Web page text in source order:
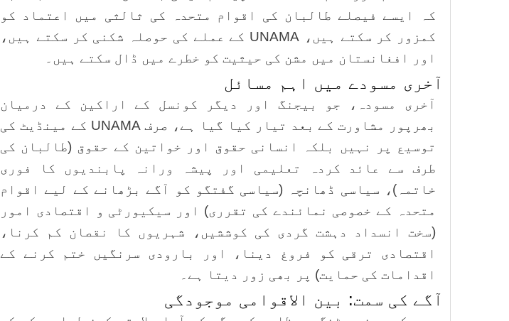
کہ ایسے فیصلے طالبان کی اقوام متحدہ کی ثالثی میں اعتماد کو
کمزور کر سکتے ہیں، UNAMA کے عملے کی حوصلہ شکنی کر سکتے ہیں،
اور افغانستان میں مشن کی حیثیت کو خطرے میں ڈال سکتے ہیں۔
آخری مسودے میں اہم مسائل
آخری مسودہ، جو بیجنگ اور دیگر کونسل کے اراکین کے درمیان
بھرپور مشاورت کے بعد تیار کیا گیا ہے، صرف UNAMA کے مینڈیٹ کی
توسیع پر نہیں بلکہ انسانی حقوق اور خواتین کے حقوق (طالبان کی
طرف سے عائد کردہ تعلیمی اور پیشہ ورانہ پابندیوں کا فوری
خاتمہ)، سیاسی ڈھانچہ (سیاسی گفتگو کو آگے بڑھانے کے لیے اقوام
متحدہ کے خصوصی نمائندے کی تقرری) اور سیکیورٹی و اقتصادی امور
(سخت انسداد دہشت گردی کی کوششیں، شہریوں کا نقصان کم کرنا،
اقتصادی ترقی کو فروغ دینا، اور بارودی سرنگیں ختم کرنے کے
اقدامات کی حمایت) پر بھی زور دیتا ہے۔
آگے کی سمت: بین الاقوامی موجودگی